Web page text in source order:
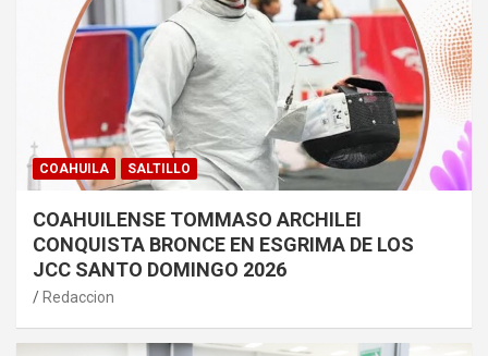
COAHUILA SALTILLO
COAHUILENSE TOMMASO ARCHILEI
CONQUISTA BRONCE EN ESGRIMA DE LOS
JCC SANTO DOMINGO 2026
Redaccion